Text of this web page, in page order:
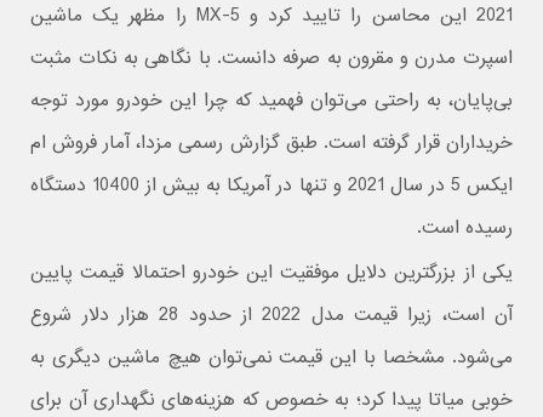
2021 این محاسن را تایید کرد و MX-5 را مظهر یک ماشین
اسپرت مدرن و مقرون به صرفه دانست. با نگاهی به نکات مثبت
بی‌پایان، به راحتی می‌توان فهمید که چرا این خودرو مورد توجه
خریداران قرار گرفته است. طبق گزارش رسمی مزدا، آمار فروش ام
ایکس 5 در سال 2021 و تنها در آمریکا به بیش از 10400 دستگاه
رسیده است.
یکی از بزرگترین دلایل موفقیت این خودرو احتمالا قیمت پایین
آن است، زیرا قیمت مدل 2022 از حدود 28 هزار دلار شروع
می‌شود. مشخصا با این قیمت نمی‌توان هیچ ماشین دیگری به
خوبی میاتا پیدا کرد؛ به خصوص که هزینه‌های نگهداری آن برای